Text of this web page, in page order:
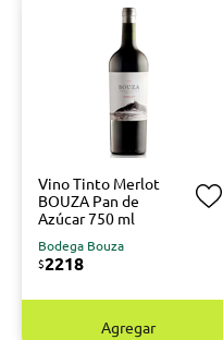
Vino Tinto Merlot
BOUZA Pan de
Azúcar 750 ml
Bodega Bouza
$2218
Agregar